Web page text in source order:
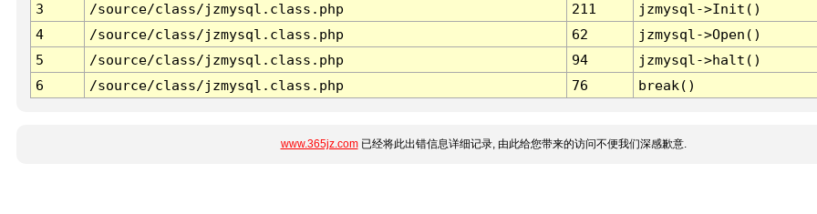
3
/source/class/jzmysql.class.php 211
jzmysql->Init()
4
/source/class/jzmysql.class.php 62
jzmysql->Open()
5
/source/class/jzmysql.class.php 94
jzmysql->halt()
6
/source/class/jzmysql.class.php 76 break()
www.365jz.com已经将此出错信息详细记录, 由此给您带来的访问不便我们深感歉意.